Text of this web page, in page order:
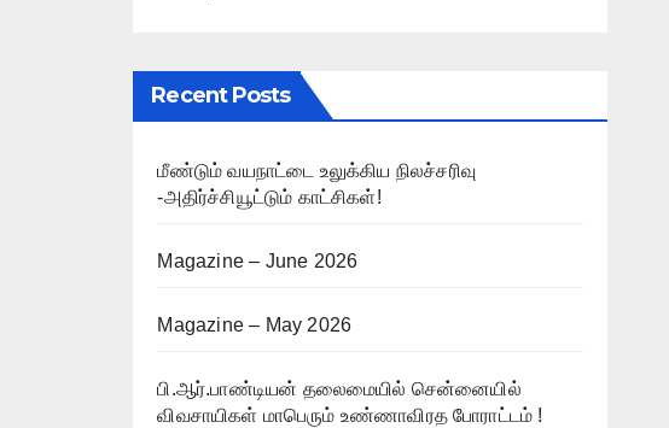
Recent Posts
மீண்டும் வயநாட்டை உலுக்கிய நிலச்சரிவு
-அதிர்ச்சியூட்டும் காட்சிகள்!
Magazine – June 2026
Magazine – May 2026
பி.ஆர்.பாண்டியன் தலைமையில் சென்னையில்
விவசாயிகள் மாபெரும் உண்ணாவிரத போராட்டம் !